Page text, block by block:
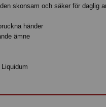
skonsam och säker för daglig
händer
ämne